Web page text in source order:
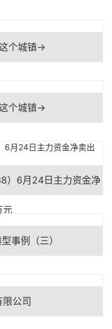
个城镇→
个城镇→
）6月24日主力资金净
元
事例（三）
公司